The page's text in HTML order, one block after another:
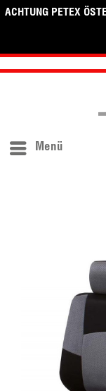
ACHTUNG PETEX
Menü